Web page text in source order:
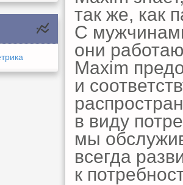
так же, как
С
они
Maxim
и
в виду
мы
всегда
к